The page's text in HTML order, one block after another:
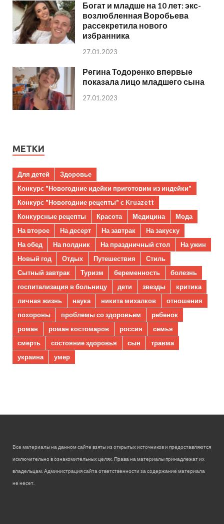
Богат и младше на 10 лет: экс-
возлюбленная Воробьева
рассекретила нового
избранника
27.01.2023
Регина Тодоренко впервые
показала лицо младшего сына
27.01.2023
МЕТКИ
Для детей
Здоровье
Конкурс "Новогодние идейки приготовим из индейки"
Конкурс "Новогодние рецепты" с Kruazett
Конкурсные рецепты
Красота Медицина
Мода
На второе
На десерт На завтрак
На закуску
На обед
На полдник На праздничный стол
На ужин
Новый год
Отдых Путешествия
Стиль
Сытный завтрак
Туризм беременность
болезнь
госпитализация в больницу
дети звезды
критика
личная жизнь
наука никита михалков
отношения
похороны
проблемы со здоровьем
ребенок
роман
роман костомаров россия
семья
смерть
состояние здоровья сын
травма
украина
умер
Все материалы на данном сайте взяты из открытых источников и предоставляются
исключительно в ознакомительных целях. Права на материалы принадлежат их
владельцам. Администрация сайта ответственности за содержание материала
не несет.